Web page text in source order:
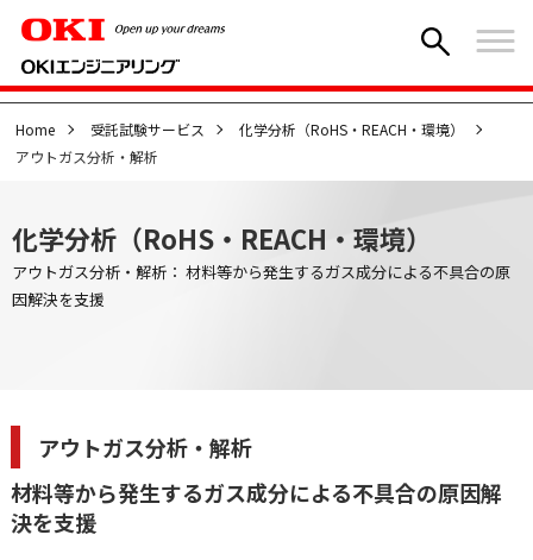
Home 受託試験サービス
化学分析（RoHS・REACH・環境）
アウトガス分析・解析
化学分析（RoHS・REACH・環境）
アウトガス分析・解析： 材料等から発生するガス成分による不具合の原
因解決を支援
アウトガス分析・解析
材料等から発生するガス成分による不具合の原因解
決を支援